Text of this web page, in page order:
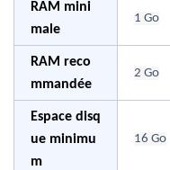
RAM mini
male
1 Go
RAM reco
mmandée
2 Go
Espace disq
ue minimu
m
16 Go